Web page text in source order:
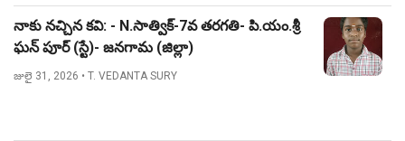
నాకు నచ్చిన కవి: - N.సాత్విక్-7వ తరగతి- పి.యం.శ్రీ
ఘన్ పూర్ (స్టే)- జనగామ (జిల్లా)
జులై 31, 2026 • T. VEDANTA SURY